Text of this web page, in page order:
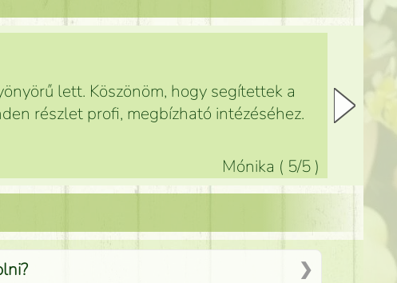
lett. Köszönöm, hogy segítettek a
részlet profi, megbízható intézéséhez.
Mónika ( 5/5 )